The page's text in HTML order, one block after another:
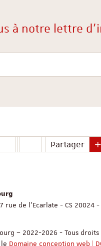
à notre lettre
Partager
rue de l'Ecarlate - CS 20024
– 2022-2026 - Tous
Domaine conception web |